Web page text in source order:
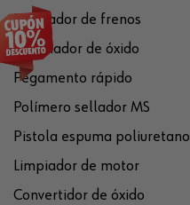
Limpiador de frenos
Eliminador de óxido
Pegamento rápido
Polímero sellador MS
Pistola espuma poliuretano
Limpiador de motor
Convertidor de óxido